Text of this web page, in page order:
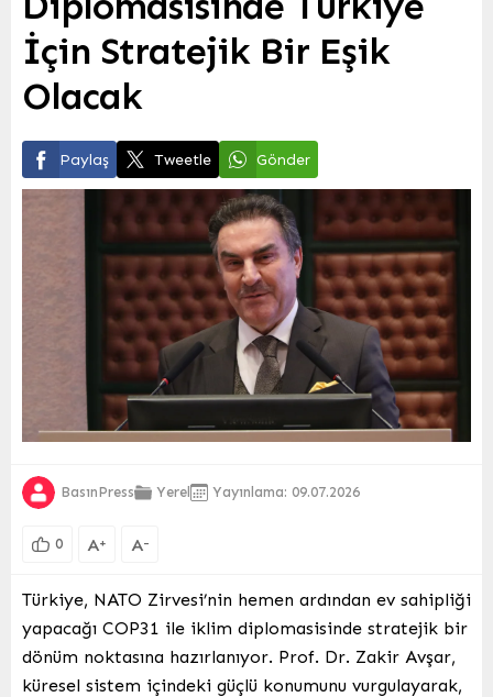
İçin Stratejik Bir Eşik
Olacak
Paylaş Tweetle Gönder
BasınPress Yerel Yayınlama: 09.07.2026
0 A+ A-
Türkiye, NATO Zirvesi’nin hemen ardından ev sahipliği
yapacağı COP31 ile iklim diplomasisinde stratejik bir
dönüm noktasına hazırlanıyor. Prof. Dr. Zakir Avşar,
küresel sistem içindeki güçlü konumunu vurgulayarak,